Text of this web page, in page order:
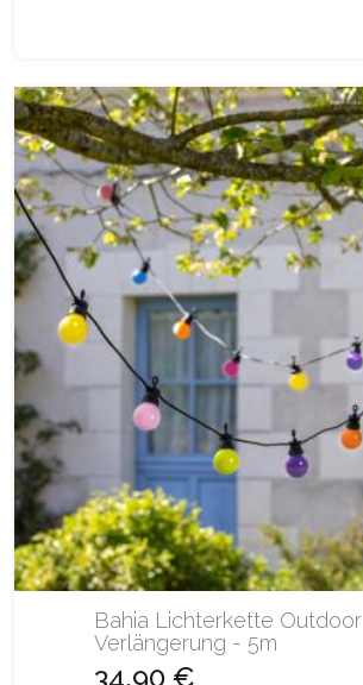
Bahia Lichterkette Outdoor
Verlängerung - 5m
34,90 €